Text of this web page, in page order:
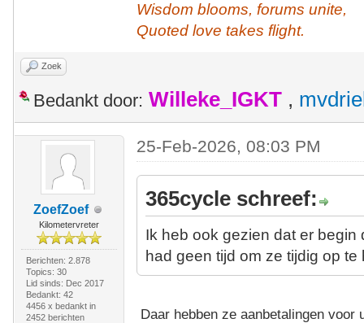
Wisdom blooms, forums unite,
Quoted love takes flight.
Zoek
Bedankt door: Willeke_IGKT ,
ZoefZoef
Kilometervreter
Berichten: 2.878
Topics: 30
Lid sinds: Dec 2017
Bedankt: 42
4456 x bedankt in
2452 berichten
25-Feb-2026, 08:03 PM
365cycle schreef:
Ik heb ook gezien dat er
had geen tijd om ze tijdig op te
Daar hebben ze aanbetalingen